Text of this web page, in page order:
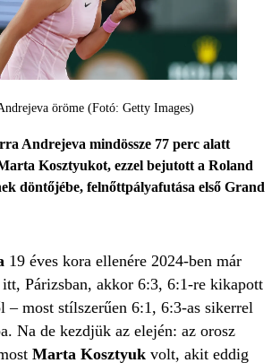
öröme (Fotó: Getty Images)
Andrejeva mindössze 77 perc alatt
Kosztyukot, ezzel bejutott a Roland
döntőjébe, felnőttpályafutása első Grand
19 éves kora ellenére 2024-ben már
Párizsban, akkor 6:3, 6:1-re kikapott
– most stílszerűen 6:1, 6:3-as sikerrel
Na de kezdjük az elején: az orosz
Marta Kosztyuk volt, akit eddig